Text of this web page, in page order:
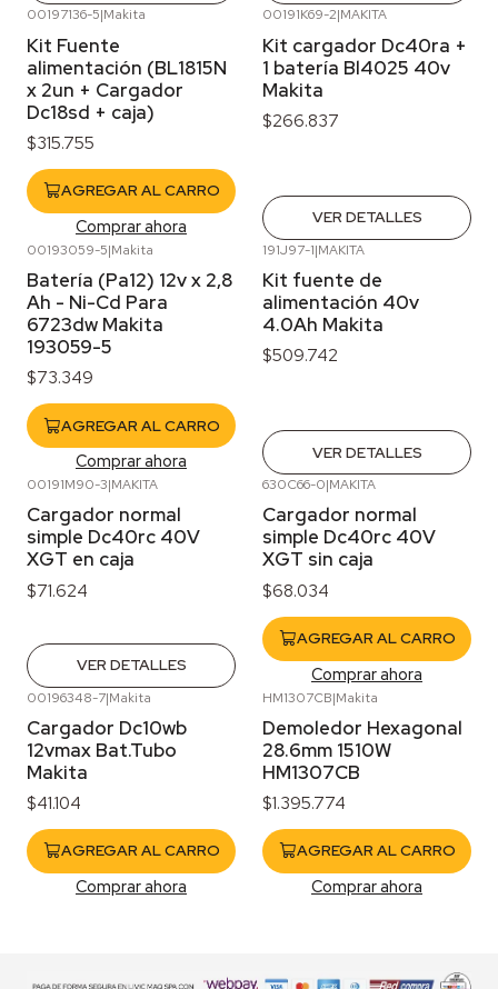
00197136-5|Makita
Kit Fuente
alimentación (BL1815N
x 2un + Cargador
Dc18sd + caja)
$315.755
AGREGAR AL CARRO
Comprar ahora
00191K69-2|MAKITA
Kit cargador Dc40ra +
1 batería Bl4025 40v
Makita
$266.837
VER DETALLES
00193059-5|Makita
Batería (Pa12) 12v x 2,8
Ah - Ni-Cd Para
6723dw Makita
193059-5
$73.349
AGREGAR AL CARRO
Comprar ahora
191J97-1|MAKITA
Kit fuente de
alimentación 40v
4.0Ah Makita
$509.742
VER DETALLES
00191M90-3|MAKITA
Cargador normal
simple Dc40rc 40V
XGT en caja
$71.624
VER DETALLES
630C66-0|MAKITA
Cargador normal
simple Dc40rc 40V
XGT sin caja
$68.034
AGREGAR AL CARRO
Comprar ahora
00196348-7|Makita
Cargador Dc10wb
12vmax Bat.Tubo
Makita
$41.104
AGREGAR AL CARRO
Comprar ahora
HM1307CB|Makita
Demoledor Hexagonal
28.6mm 1510W
HM1307CB
$1.395.774
AGREGAR AL CARRO
Comprar ahora